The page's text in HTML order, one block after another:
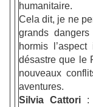
humanitaire.
Cela dit, je ne
grands
hormis
désastre que le
nouveaux
aventures.
Silvia Cattori :